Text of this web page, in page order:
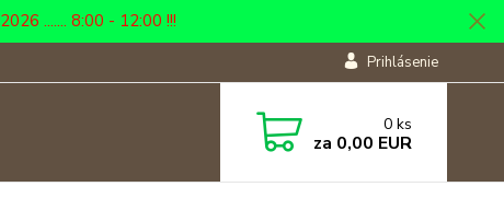
....... 8:00 - 12:00 !!!
Prihlásenie
0 ks
za 0,00 EUR